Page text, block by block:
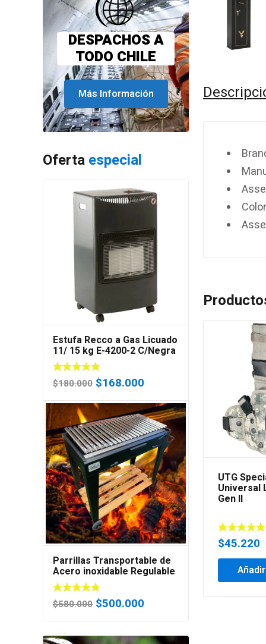
DESPACHOS A
TODO CHILE
Más Información
Oferta especial
Estufa Recco a Gas Licuado
11/ 15 kg E-4200-2 C/Negra
$180.000 El
original
era:
$180.000.
$168.000
actual
es:
$168.000.
Parrillas Transportable de
Acero inoxidable Regulable
en Altura
$580.000 El
original
$500.000
actual
UTG
Universal
Gen II
$45.220